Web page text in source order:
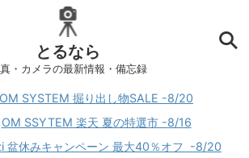
とるなら
・カメラの最新情報・備忘録
OM SYSTEM 掘り出し物SALE -8/20
OM SSYTEM 楽天 夏の特選市 -8/16
盆休みキャンペーン 最大40％オフ -8/20